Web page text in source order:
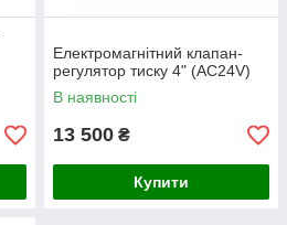
Електромагнітний клапан-
регулятор тиску 4" (AC24V)
В наявності
13 500 ₴
Купити